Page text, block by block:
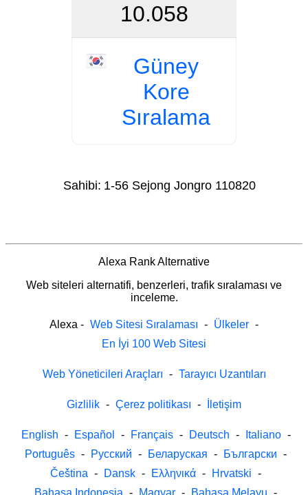
10.058
Güney
Kore
Sıralama
Sahibi: 1-56 Sejong Jongro 110820
Alexa Rank Alternative
Web siteleri alternatifi, benzerleri, trafik sıralaması ve
inceleme.
Alexa - Web Sitesi Sıralaması - Ülkeler -
En İyi 100 Web Sitesi
Web Yöneticileri Araçları - Tarayıcı Uzantıları
Gizlilik - Çerez politikası - İletişim
English - Español - Français - Deutsch - Italiano -
Português - Русский - Беларуская - Български -
Čeština - Dansk - Ελληνικά - Hrvatski -
Bahasa Indonesia - Magyar - Bahasa Melayu -